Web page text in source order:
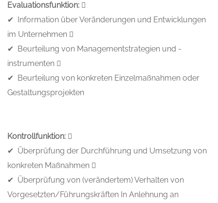
Evaluationsfunktion: 
✔ Information über Veränderungen und Entwicklungen
im Unternehmen 
✔ Beurteilung von Managementstrategien und -
instrumenten 
✔ Beurteilung von konkreten Einzelmaßnahmen oder
Gestaltungsprojekten
Kontrollfunktion: 
✔ Überprüfung der Durchführung und Umsetzung von
konkreten Maßnahmen 
✔ Überprüfung von (verändertem) Verhalten von
Vorgesetzten/Führungskräften In Anlehnung an